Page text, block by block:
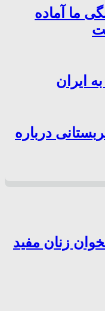
ما آماده
ایران
درباره
زنان مفید